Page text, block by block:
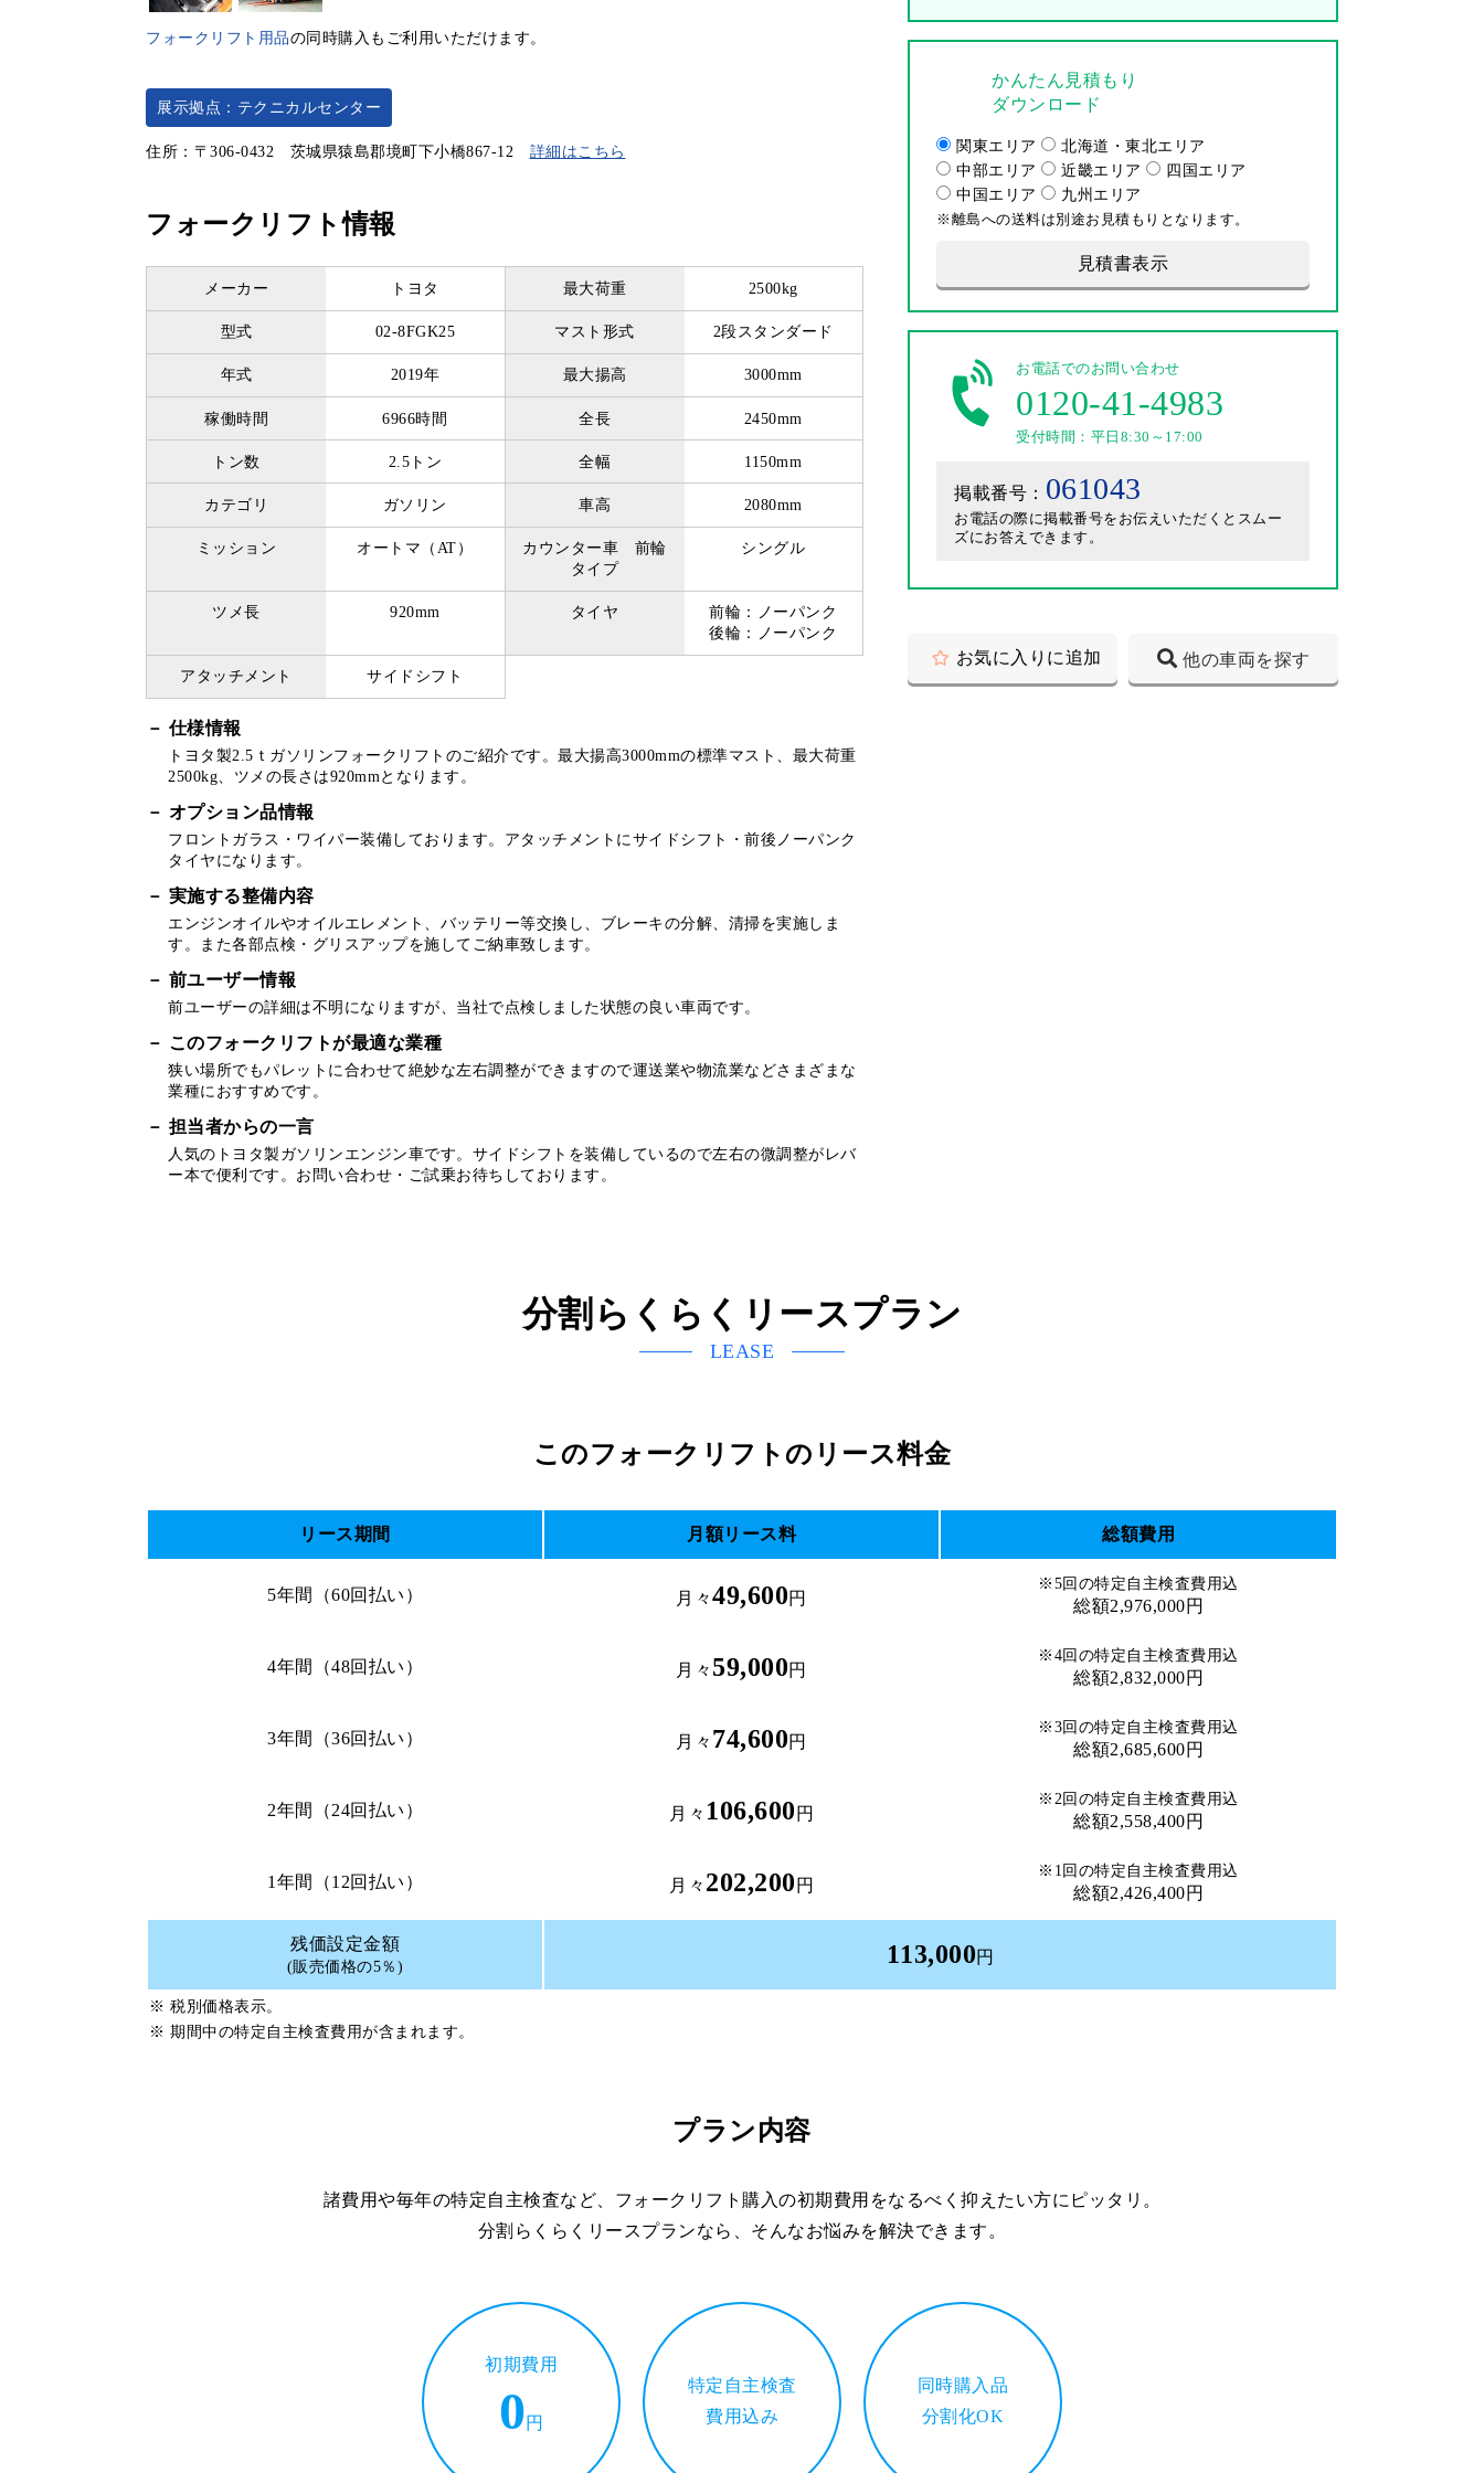
フォークリフト用品の同時購入もご利用いただけます。
展示拠点：テクニカルセンター
住所：〒306-0432 茨城県猿島郡境町下小橋867-12 詳細はこちら
フォークリフト情報
メーカー トヨタ 最大荷重 2500kg
型式 02-8FGK25 マスト形式 2段スタンダード
年式 2019年 最大揚高 3000mm
稼働時間 6966時間 全長 2450mm
トン数 2.5トン 全幅 1150mm
カテゴリ ガソリン 車高 2080mm
ミッション オートマ（AT）
カウンター車 前輪
タイプ
シングル
ツメ長 920mm タイヤ
前輪：ノーパンク
後輪：ノーパンク
アタッチメント サイドシフト
仕様情報
トヨタ製2.5ｔガソリンフォークリフトのご紹介です。最大揚高3000mmの標準マスト、最大荷重
2500kg、ツメの長さは920mmとなります。
オプション品情報
フロントガラス・ワイパー装備しております。アタッチメントにサイドシフト・前後ノーパンク
タイヤになります。
実施する整備内容
エンジンオイルやオイルエレメント、バッテリー等交換し、ブレーキの分解、清掃を実施しま
す。また各部点検・グリスアップを施してご納車致します。
前ユーザー情報
前ユーザーの詳細は不明になりますが、当社で点検しました状態の良い車両です。
このフォークリフトが最適な業種
狭い場所でもパレットに合わせて絶妙な左右調整ができますので運送業や物流業などさまざまな
業種におすすめです。
担当者からの一言
人気のトヨタ製ガソリンエンジン車です。サイドシフトを装備しているので左右の微調整がレバ
ー本で便利です。お問い合わせ・ご試乗お待ちしております。
かんたん見積もり
ダウンロード
関東エリア
北海道・東北エリア
中部エリア
近畿エリア
四国エリア
中国エリア
九州エリア
※離島への送料は別途お見積もりとなります。
見積書表示
お電話でのお問い合わせ
0120-41-4983
受付時間：平日8:30～17:00
掲載番号： 061043
お電話の際に掲載番号をお伝えいただくとスムー
ズにお答えできます。
お気に入りに追加 他の車両を探す
分割らくらくリースプラン
LEASE
このフォークリフトのリース料金
リース期間 月額リース料 総額費用
5年間（60回払い） 月々49,600円
※5回の特定自主検査費用込
総額2,976,000円
4年間（48回払い） 月々 59,000円
※4回の特定自主検査費用込
総額2,832,000円
3年間（36回払い） 月々 74,600円
※3回の特定自主検査費用込
総額2,685,600円
2年間（24回払い） 月々 106,600 円
※2回の特定自主検査費用込
総額2,558,400円
1年間（12回払い） 月々 202,200 円
※1回の特定自主検査費用込
総額2,426,400円
残価設定金額
(販売価格の5％) 113,000円
※ 税別価格表示。
※ 期間中の特定自主検査費用が含まれます。
プラン内容
諸費用や毎年の特定自主検査など、フォークリフト購入の初期費用をなるべく抑えたい方にピッタリ。
分割らくらくリースプランなら、そんなお悩みを解決できます。
初期費用
0円
特定自主検査
費用込み
同時購入品
分割化OK